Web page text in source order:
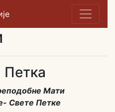
Петка
Мати
Свете Петке